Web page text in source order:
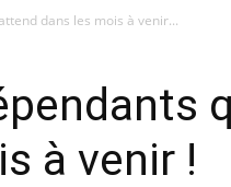
dans les mois à venir...
à venir !